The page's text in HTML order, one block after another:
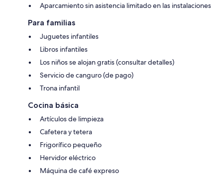
Aparcamiento sin asistencia limitado en las instalaciones
Para familias
Juguetes infantiles
Libros infantiles
Los niños se alojan gratis (consultar detalles)
Servicio de canguro (de pago)
Trona infantil
Cocina básica
Artículos de limpieza
Cafetera y tetera
Frigorífico pequeño
Hervidor eléctrico
Máquina de café expreso